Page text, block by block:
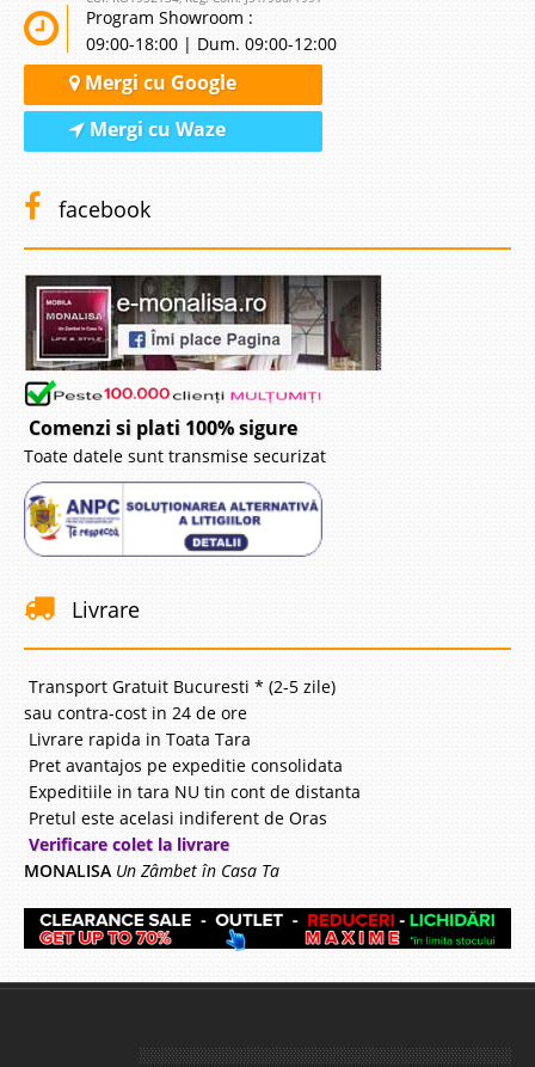
Program Showroom :
09:00-18:00 | Dum. 09:00-12:00
Mergi cu Google
Mergi cu Waze
facebook
Comenzi si plati 100% sigure
Toate datele sunt transmise securizat
Livrare
Transport Gratuit Bucuresti * (2-5 zile)
sau contra-cost in 24 de ore
Livrare rapida in Toata Tara
Pret avantajos pe expeditie consolidata
Expeditiile in tara NU tin cont de distanta
Pretul este acelasi indiferent de Oras
Verificare colet la livrare
MONALISA Un Zâmbet în Casa Ta